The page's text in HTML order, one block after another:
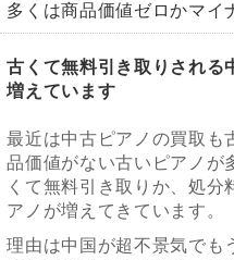
多くは商品価値ゼロかマイ
古くて無料引き取りされる
増えています
最近は中古ピアノの買取も
品価値がない古いピアノが
くて無料引き取りか、処分
アノが増えてきています。
理由は中国が超不景気でも